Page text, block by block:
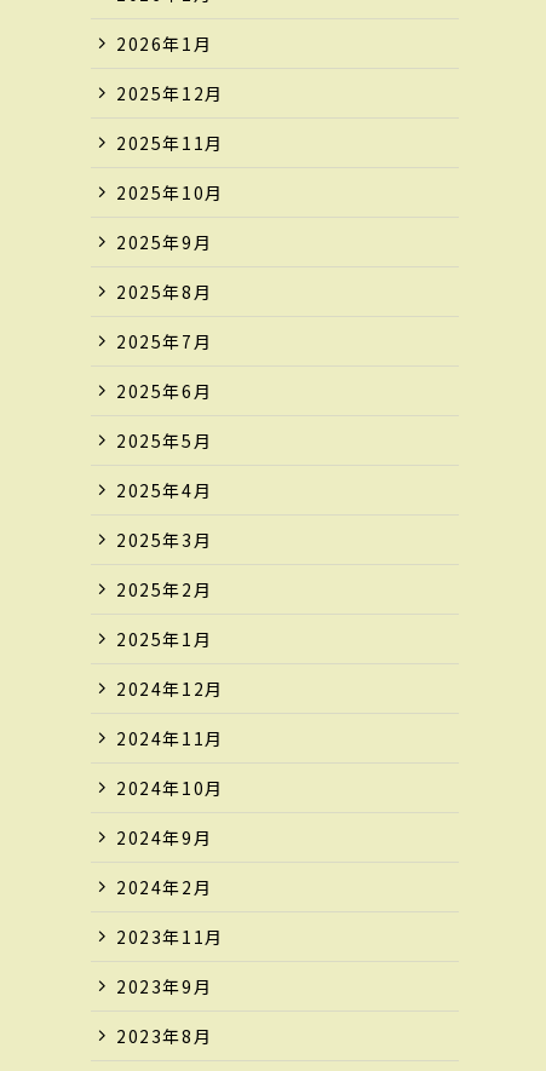
2026年1月
2025年12月
2025年11月
2025年10月
2025年9月
2025年8月
2025年7月
2025年6月
2025年5月
2025年4月
2025年3月
2025年2月
2025年1月
2024年12月
2024年11月
2024年10月
2024年9月
2024年2月
2023年11月
2023年9月
2023年8月